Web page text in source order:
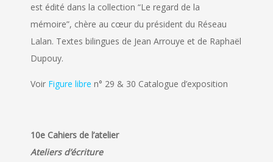
est édité dans la collection “Le regard de la
mémoire”, chère au cœur du président du Réseau
Lalan. Textes bilingues de Jean Arrouye et de Raphaël
Dupouy.
Voir Figure libre n° 29 & 30 Catalogue d’exposition
10e Cahiers de l’atelier
Ateliers d’écriture